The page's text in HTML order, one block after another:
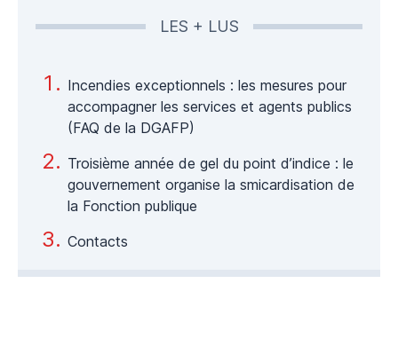
LES + LUS
Incendies exceptionnels : les mesures pour
accompagner les services et agents publics
(FAQ de la DGAFP)
Troisième année de gel du point d’indice : le
gouvernement organise la smicardisation de
la Fonction publique
Contacts